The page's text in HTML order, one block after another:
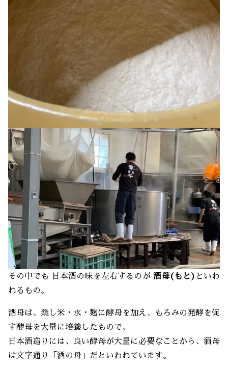
その中でも 日本酒の味を左右するのが 酒母(もと) といわ
れるもの。
酒母は、蒸し米・水・麹に酵母を加え、もろみの発酵を促
す酵母を大量に培養したもので、
日本酒造りには、良い酵母が大量に必要なことから、酒母
は文字通り「酒の母」だといわれています。